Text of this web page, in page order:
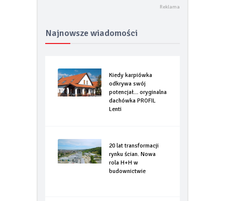
Najnowsze wiadomości
Kiedy karpiówka
odkrywa swój
potencjał… oryginalna
dachówka PROFIL
20 lat transformacji
rynku ścian. Nowa
rola H+H w